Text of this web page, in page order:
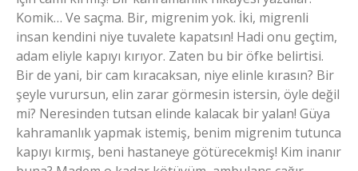
Komik… Ve saçma. Bir, migrenim yok. İki, migrenli
insan kendini niye tuvalete kapatsın! Hadi onu geçtim,
adam eliyle kapıyı kırıyor. Zaten bu bir öfke belirtisi.
Bir de yani, bir cam kıracaksan, niye elinle kırasın? Bir
şeyle vurursun, elin zarar görmesin istersin, öyle değil
mi? Neresinden tutsan elinde kalacak bir yalan! Güya
kahramanlık yapmak istemiş, benim migrenim tutunca
kapıyı kırmış, beni hastaneye götürecekmiş! Kim inanır